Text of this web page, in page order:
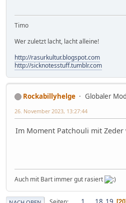
Timo
Wer zuletzt lacht, lacht alleine!
http://rasurkultur.blogspot.com
http://sicknotesstuff.tumblr.com
Rockabillyhelge
Globaler
26. November 2023, 13:27:44
Im Moment Patchouli mit Zeder
Auch mit Bart immer gut rasiert